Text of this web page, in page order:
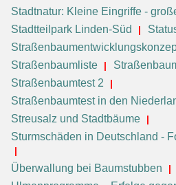
Stadtnatur: Kleine Eingriffe -
Stadtteilpark Linden-Süd
Straßenbaumliste
Straßenbaumtest 2
Straßenbaumtest in den
Streusalz und Stadtbäume
Sturmschäden in Deutschland -
Überwallung bei Baumstubben